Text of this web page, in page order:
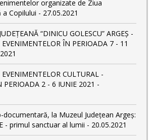
organizate de Ziua
Copilului - 27.05.2021
“DINICU GOLESCU” ARGEȘ -
ÎN PERIOADA 7 - 11
CULTURAL -
PERIOADA 2 - 6 IUNIE 2021 -
la Muzeul Județean Argeș:
- primul sanctuar al lumii - 20.05.2021